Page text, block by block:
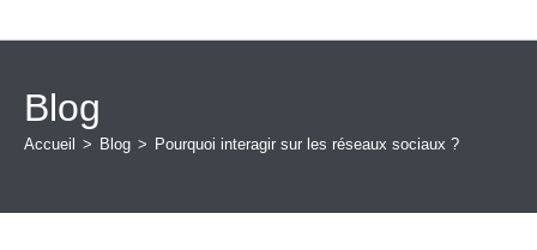
Blog
Accueil > Blog > Pourquoi interagir sur les réseaux sociaux ?